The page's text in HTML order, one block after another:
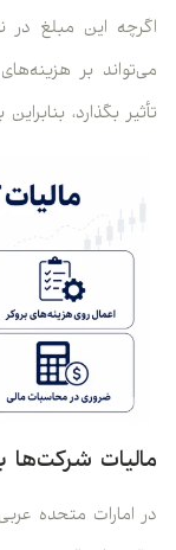
اگرچه این مبلغ در
می‌تواند بر
تأثیر بگذارد،
مالیات شرکت‌ها